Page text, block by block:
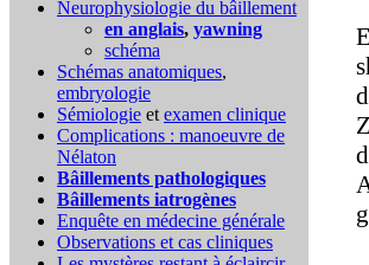
Neurophysiologie du bâillement
en anglais, yawning
schéma
Schémas anatomiques,
embryologie
Sémiologie et examen clinique
Complications : manoeuvre de
Nélaton
Bâillements pathologiques
Bâillements iatrogènes
Enquête en médecine générale
Observations et cas cliniques